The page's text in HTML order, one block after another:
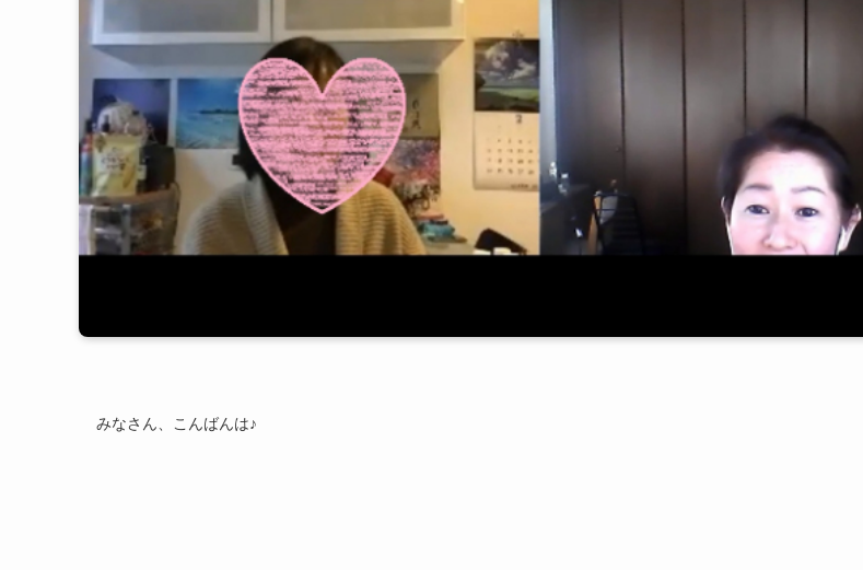
みなさん、こんばんは♪